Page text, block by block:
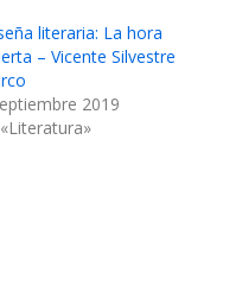
literaria: La hora
– Vicente Silvestre
2019